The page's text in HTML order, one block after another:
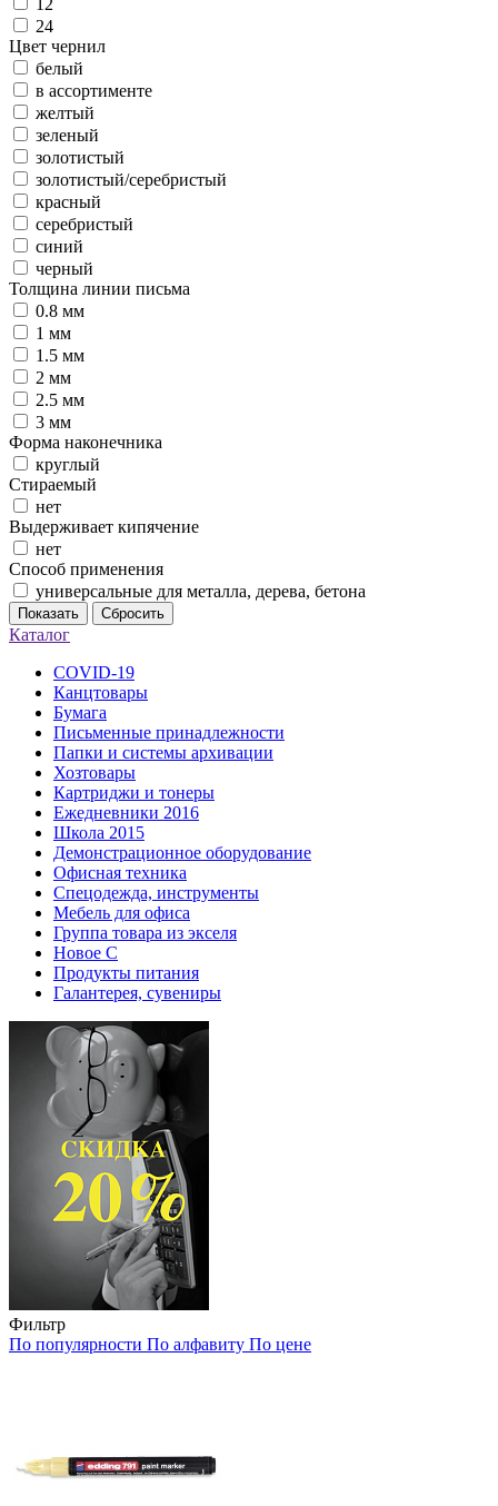
24
Цвет чернил
белый
в ассортименте
желтый
зеленый
золотистый
золотистый/серебристый
красный
серебристый
синий
черный
Толщина линии письма
0.8 мм
1 мм
1.5 мм
2 мм
2.5 мм
3 мм
Форма наконечника
круглый
Стираемый
нет
Выдерживает кипячение
нет
Способ применения
универсальные для металла, дерева, бетона
Показать Сбросить
Каталог
COVID-19
Канцтовары
Бумага
Письменные принадлежности
Папки и системы архивации
Хозтовары
Картриджи и тонеры
Ежедневники 2016
Школа 2015
Демонстрационное оборудование
Офисная техника
Спецодежда, инструменты
Мебель для офиса
Группа товара из экселя
Новое С
Продукты питания
Галантерея, сувениры
Фильтр
По популярности По алфавиту По цене